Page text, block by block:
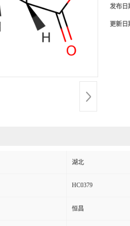
发布日
更新日
湖北
HC0379
恒昌